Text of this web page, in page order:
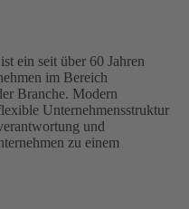
ein seit über 60 Jahren
im Bereich
Branche. Modern
Unternehmensstruktur
und
zu einem